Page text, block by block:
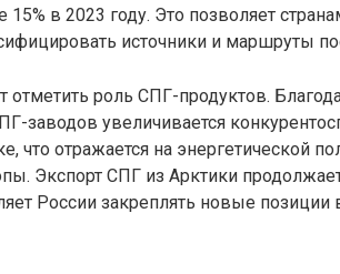
15% в 2023 году. Это позволяет
источники и маршруты
отметить роль СПГ-продуктов.
заводов увеличивается
что отражается на энергетической
Экспорт СПГ из Арктики
России закреплять новые позиции